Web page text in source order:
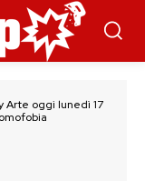
Arte oggi lunedì 17